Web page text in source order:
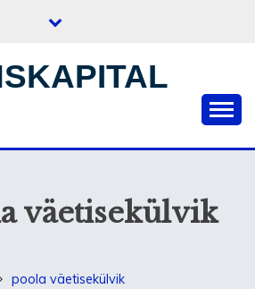
väetisekülvik
poola väetisekülvik